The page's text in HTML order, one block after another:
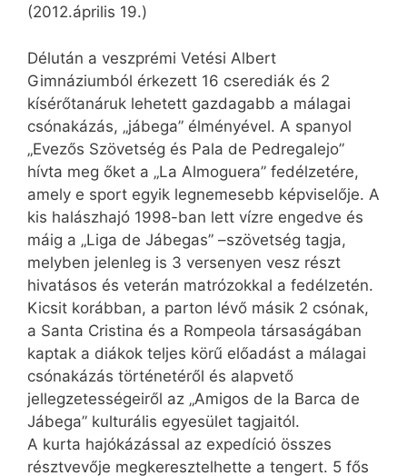
(2012.április 19.)
Délután a veszprémi Vetési Albert
Gimnáziumból érkezett 16 cserediák és 2
kísérőtanáruk lehetett gazdagabb a málagai
csónakázás, „jábega” élményével. A spanyol
„Evezős Szövetség és Pala de Pedregalejo”
hívta meg őket a „La Almoguera” fedélzetére,
amely e sport egyik legnemesebb képviselője. A
kis halászhajó 1998-ban lett vízre engedve és
máig a „Liga de Jábegas” –szövetség tagja,
melyben jelenleg is 3 versenyen vesz részt
hivatásos és veterán matrózokkal a fedélzetén.
Kicsit korábban, a parton lévő másik 2 csónak,
a Santa Cristina és a Rompeola társaságában
kaptak a diákok teljes körű előadást a málagai
csónakázás történetéről és alapvető
jellegzetességeiről az „Amigos de la Barca de
Jábega” kulturális egyesület tagjaitól.
A kurta hajókázással az expedíció összes
résztvevője megkeresztelhette a tengert. 5 fős